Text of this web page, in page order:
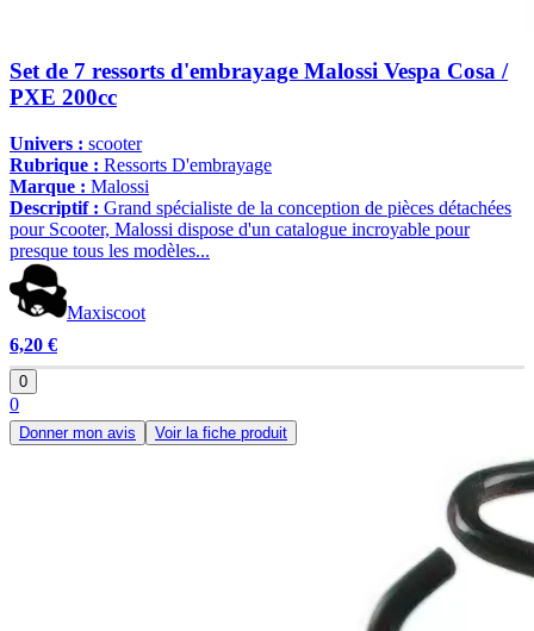
Set de 7 ressorts d'embrayage Malossi Vespa Cosa /
PXE 200cc
Univers : scooter
Rubrique : Ressorts D'embrayage
Marque : Malossi
Descriptif : Grand spécialiste de la conception de pièces détachées
pour Scooter, Malossi dispose d'un catalogue incroyable pour
presque tous les modèles...
Maxiscoot
6,20 €
0
0
Donner mon avis Voir la fiche produit